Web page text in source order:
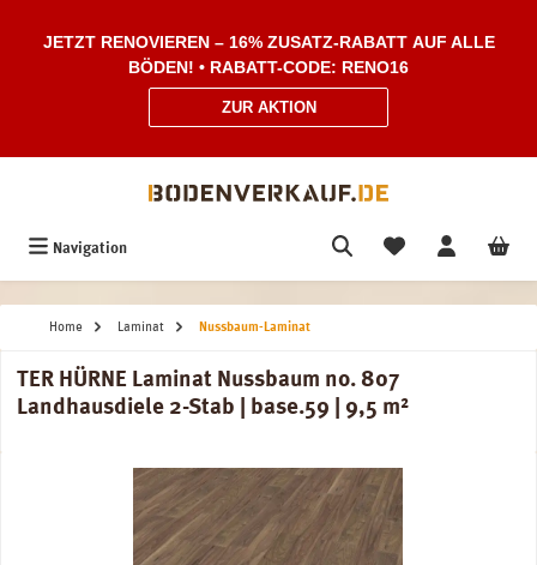
JETZT RENOVIEREN – 16% ZUSATZ-RABATT AUF ALLE
BÖDEN! • RABATT-CODE: RENO16
ZUR AKTION
Navigation
Home Laminat Nussbaum-Laminat
TER HÜRNE Laminat Nussbaum no. 807
Landhausdiele 2-Stab | base.59 | 9,5 m²
Bildergalerie überspringen